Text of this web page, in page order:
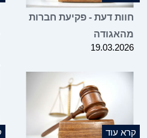
חוות דעת - פקיעת חברות
מהאגודה
19.03.2026
קרא עוד